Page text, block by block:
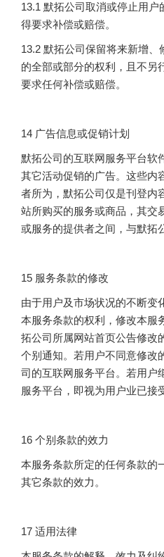
13.1 默拓公司取消或停止用
得要求补偿或赔偿。
13.2 默拓公司保留将来新增
的全部或部分的权利，且不另
要求任何补偿或赔偿。
14 广告信息或促销计划
默拓公司的互联网服务平台软
其它活动促销的广告。这些内
者所为，默拓公司仅是刊登内
站所购买的服务或商品，其交
或服务的提供者之间，与默拓
15 服务条款的修改
由于用户及市场状况的不断变
本服务条款的权利，修改本服
拓公司所属网站首页公告修改
个别通知。若用户不同意修改
司的互联网服务平台。若用户
服务平台，即视为用户业已接
16 个别条款的效力
本服务条款所定的任何条款的
其它条款的效力。
17 适用法律